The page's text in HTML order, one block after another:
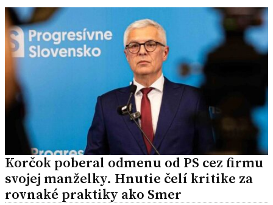
Korčok poberal odmenu od PS cez firmu
svojej manželky. Hnutie čelí kritike za
rovnaké praktiky ako Smer